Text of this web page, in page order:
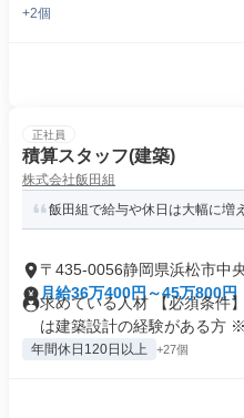
+2個
正社員
積算スタッフ(建築)
株式会社飯田組
飯田組で給与や休日は大幅に増
〒435-0056静岡県浜松市中
月給36万400円～45万800円
求めている人材 【必須条件
は建築設計の経験がある方
年間休日120日以上 +27個